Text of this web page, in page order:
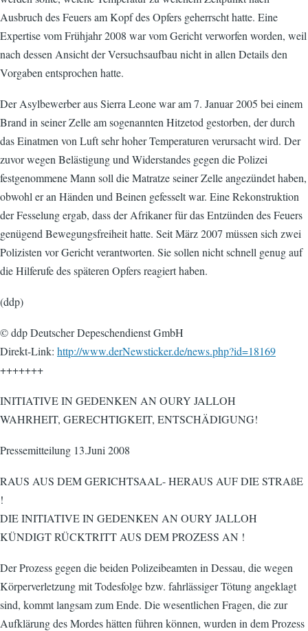
Ausbruch des Feuers am Kopf des Opfers geherrscht hatte. Eine
Expertise vom Frühjahr 2008 war vom Gericht verworfen worden, weil
nach dessen Ansicht der Versuchsaufbau nicht in allen Details den
Vorgaben entsprochen hatte.
Der Asylbewerber aus Sierra Leone war am 7. Januar 2005 bei einem
Brand in seiner Zelle am sogenannten Hitzetod gestorben, der durch
das Einatmen von Luft sehr hoher Temperaturen verursacht wird. Der
zuvor wegen Belästigung und Widerstandes gegen die Polizei
festgenommene Mann soll die Matratze seiner Zelle angezündet haben,
obwohl er an Händen und Beinen gefesselt war. Eine Rekonstruktion
der Fesselung ergab, dass der Afrikaner für das Entzünden des Feuers
genügend Bewegungsfreiheit hatte. Seit März 2007 müssen sich zwei
Polizisten vor Gericht verantworten. Sie sollen nicht schnell genug auf
die Hilferufe des späteren Opfers reagiert haben.
(ddp)
© ddp Deutscher Depeschendienst GmbH
Direkt-Link: http://www.derNewsticker.de/news.php?id=18169
+++++++
INITIATIVE IN GEDENKEN AN OURY JALLOH
WAHRHEIT, GERECHTIGKEIT, ENTSCHÄDIGUNG!
Pressemitteilung 13.Juni 2008
RAUS AUS DEM GERICHTSAAL- HERAUS AUF DIE STRAßE
!
DIE INITIATIVE IN GEDENKEN AN OURY JALLOH
KÜNDIGT RÜCKTRITT AUS DEM PROZESS AN !
Der Prozess gegen die beiden Polizeibeamten in Dessau, die wegen
Körperverletzung mit Todesfolge bzw. fahrlässiger Tötung angeklagt
sind, kommt langsam zum Ende. Die wesentlichen Fragen, die zur
Aufklärung des Mordes hätten führen können, wurden in dem Prozess